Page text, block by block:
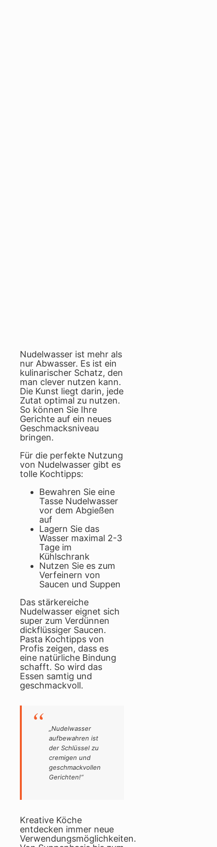
Nudelwasser ist mehr als
nur Abwasser. Es ist ein
kulinarischer Schatz, den
man clever nutzen kann.
Die Kunst liegt darin, jede
Zutat optimal zu nutzen.
So können Sie Ihre
Gerichte auf ein neues
Geschmacksniveau
bringen.
Für die perfekte Nutzung
von Nudelwasser gibt es
tolle Kochtipps:
Bewahren Sie eine
Tasse Nudelwasser
vor dem Abgießen
auf
Lagern Sie das
Wasser maximal 2-3
Tage im
Kühlschrank
Nutzen Sie es zum
Verfeinern von
Saucen und Suppen
Das stärkereiche
Nudelwasser eignet sich
super zum Verdünnen
dickflüssiger Saucen.
Pasta Kochtipps von
Profis zeigen, dass es
eine natürliche Bindung
schafft. So wird das
Essen samtig und
geschmackvoll.
„Nudelwasser
aufbewahren ist
der Schlüssel zu
cremigen und
geschmackvollen
Gerichten!“
Kreative Köche
entdecken immer neue
Verwendungsmöglichkeiten.